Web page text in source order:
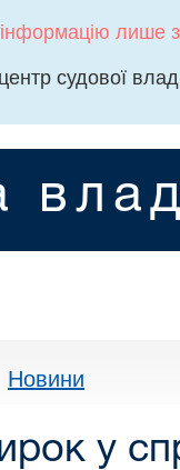
лише
судової
Новини
у